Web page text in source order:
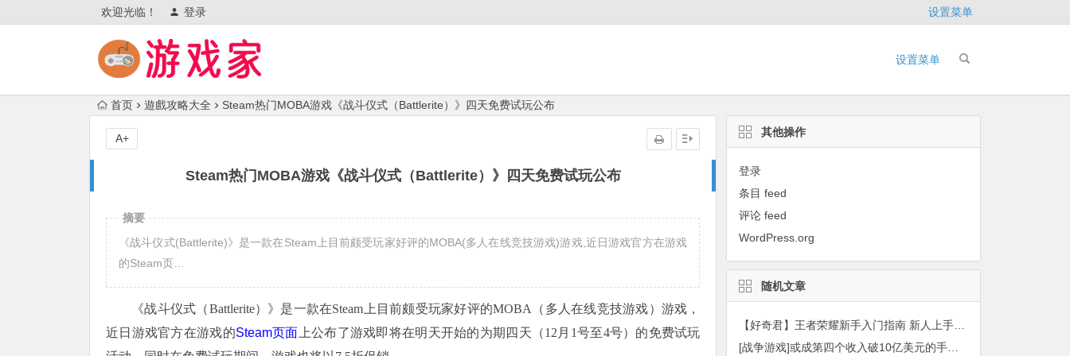
欢迎光临！ 登录 设置菜单
设置菜单
首页 遊戲攻略大全 Steam热门MOBA游戏《战斗仪式（Battlerite）》四天免费试玩公布
Steam热门MOBA游戏《战斗仪式（Battlerite）》四天免费试玩公布
A+
摘要
《战斗仪式(Battlerite)》是一款在Steam上目前颇受玩家好评的MOBA(多人在线竞技游戏)游戏,近日游戏官方在游戏
的Steam页…
《战斗仪式（Battlerite）》是一款在Steam上目前颇受玩家好评的MOBA（ 多人在线竞技游戏）游戏，
近日游戏官方在游戏的Steam页面 上公布了游戏即将在明天开始的为期四天（12月1号至4号）的免费试玩
其他操作
登录
条目 feed
评论 feed
WordPress.org
随机文章
【好奇君】王者荣耀新手入门指南 新人上手攻略大全
[战争游戏]或成第四个收入破10亿美元的手游 CEO谈策略手游开发理念